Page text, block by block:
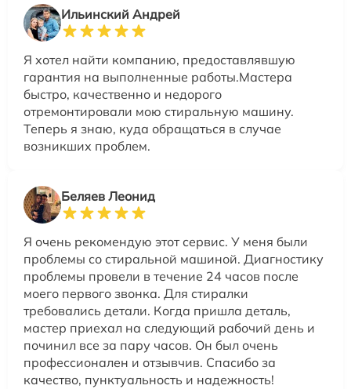
Ильинский Андрей
Я хотел найти компанию, предоставлявшую
гарантия на выполненные работы.Мастера
быстро, качественно и недорого
отремонтировали мою стиральную машину.
Теперь я знаю, куда обращаться в случае
возникших проблем.
Беляев Леонид
Я очень рекомендую этот сервис. У меня были
проблемы со стиральной машиной. Диагностику
проблемы провели в течение 24 часов после
моего первого звонка. Для стиралки
требовались детали. Когда пришла деталь,
мастер приехал на следующий рабочий день и
починил все за пару часов. Он был очень
профессионален и отзывчив. Спасибо за
качество, пунктуальность и надежность!